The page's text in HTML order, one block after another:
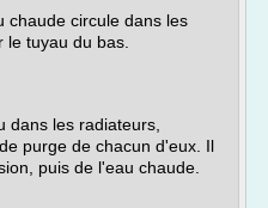
chaude circule dans les
tuyau du bas.
dans les radiateurs,
purge de chacun d'eux. Il
puis de l'eau chaude.